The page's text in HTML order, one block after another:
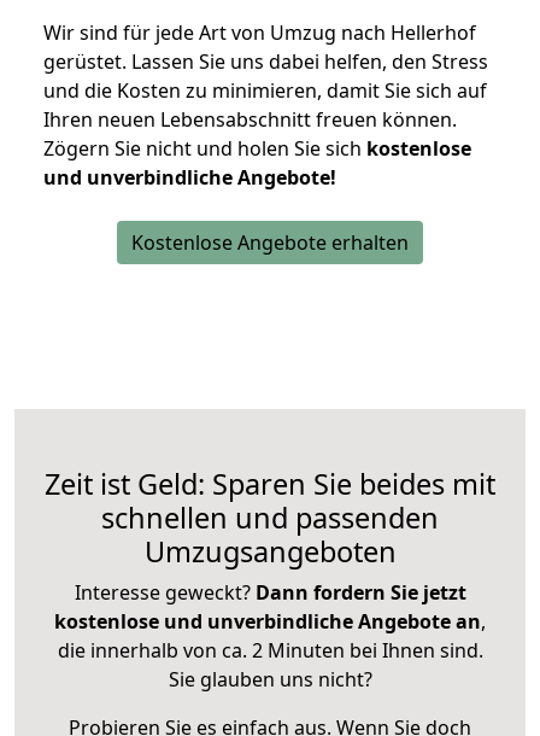
Wir sind für jede Art von Umzug nach Hellerhof
gerüstet. Lassen Sie uns dabei helfen, den Stress
und die Kosten zu minimieren, damit Sie sich auf
Ihren neuen Lebensabschnitt freuen können.
Zögern Sie nicht und holen Sie sich kostenlose
und unverbindliche Angebote!
Kostenlose Angebote erhalten
Zeit ist Geld: Sparen Sie beides mit
schnellen und passenden
Umzugsangeboten
Interesse geweckt? Dann fordern Sie jetzt
kostenlose und unverbindliche Angebote an,
die innerhalb von ca. 2 Minuten bei Ihnen sind.
Sie glauben uns nicht?
Probieren Sie es einfach aus. Wenn Sie doch